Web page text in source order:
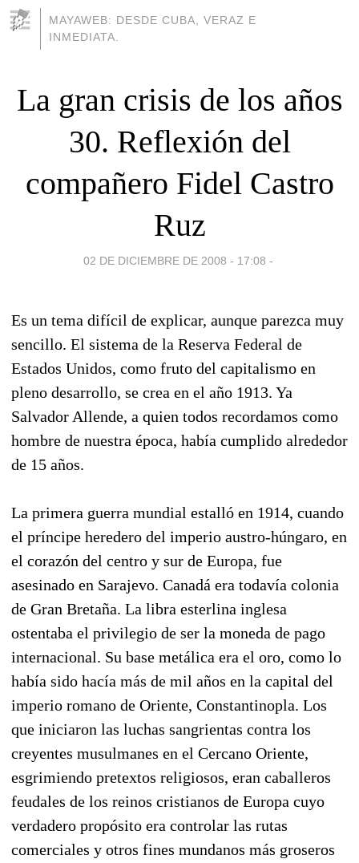
MAYAWEB: DESDE CUBA, VERAZ E
INMEDIATA.
La gran crisis de los años
30. Reflexión del
compañero Fidel Castro
Ruz
02 DE DICIEMBRE DE 2008 - 17:08 -
Es un tema difícil de explicar, aunque parezca muy
sencillo. El sistema de la Reserva Federal de
Estados Unidos, como fruto del capitalismo en
pleno desarrollo, se crea en el año 1913. Ya
Salvador Allende, a quien todos recordamos como
hombre de nuestra época, había cumplido alrededor
de 15 años.
La primera guerra mundial estalló en 1914, cuando
el príncipe heredero del imperio austro-húngaro, en
el corazón del centro y sur de Europa, fue
asesinado en Sarajevo. Canadá era todavía colonia
de Gran Bretaña. La libra esterlina inglesa
ostentaba el privilegio de ser la moneda de pago
internacional. Su base metálica era el oro, como lo
había sido hacía más de mil años en la capital del
imperio romano de Oriente, Constantinopla. Los
que iniciaron las luchas sangrientas contra los
creyentes musulmanes en el Cercano Oriente,
esgrimiendo pretextos religiosos, eran caballeros
feudales de los reinos cristianos de Europa cuyo
verdadero propósito era controlar las rutas
comerciales y otros fines mundanos más groseros